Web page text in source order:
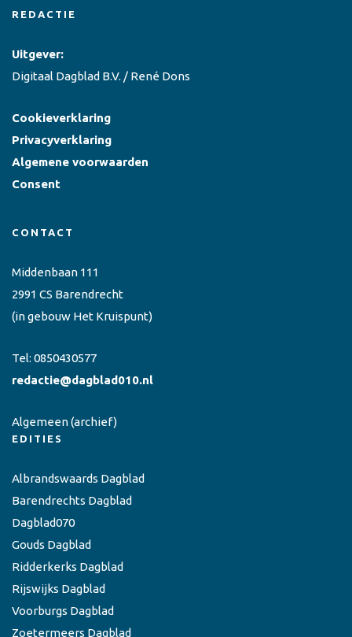
REDACTIE
Uitgever:
Digitaal Dagblad B.V. / René Dons
Cookieverklaring
Privacyverklaring
Algemene voorwaarden
Consent
CONTACT
Middenbaan 111
2991 CS Barendrecht
(in gebouw Het Kruispunt)
Tel: 0850430577
redactie@dagblad010.nl
Algemeen(archief)
EDITIES
Albrandswaards Dagblad
Barendrechts Dagblad
Dagblad070
Gouds Dagblad
Ridderkerks Dagblad
Rijswijks Dagblad
Voorburgs Dagblad
Zoetermeers Dagblad